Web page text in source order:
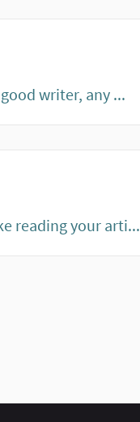
writer, any ...
reading your arti...